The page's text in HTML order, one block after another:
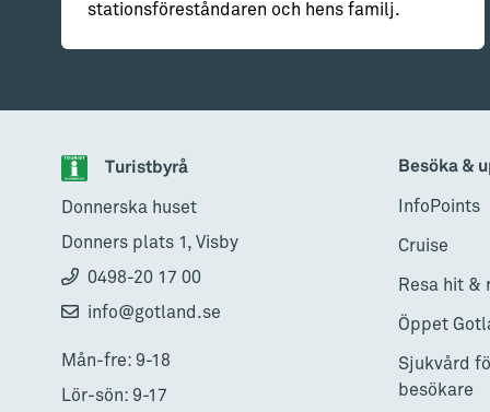
stationsföreståndaren och hens familj.
Turistbyrå
Donnerska huset
Donners plats 1, Visby
0498-20 17 00
info@gotland.se
Mån-fre: 9-18
Lör-sön: 9-17
Besöka &
InfoPoints
Cruise
Resa hit &
Öppet
Sjukvård
besökare